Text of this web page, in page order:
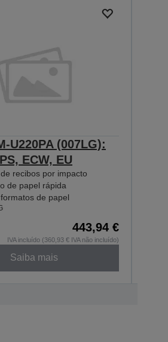
U220PA (007LG):
ECW, EU
recibos por impacto
de papel rápida
de papel
443,94 €
IVA incluído (360,93 € IVA não incluído)
Saiba mais